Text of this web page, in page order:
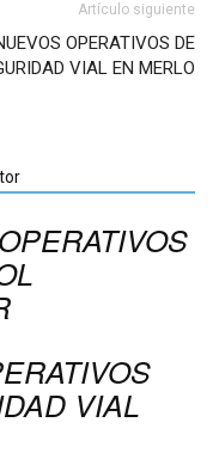
Artículo siguiente
OPERATIVOS DE
VIAL EN MERLO
VIAL